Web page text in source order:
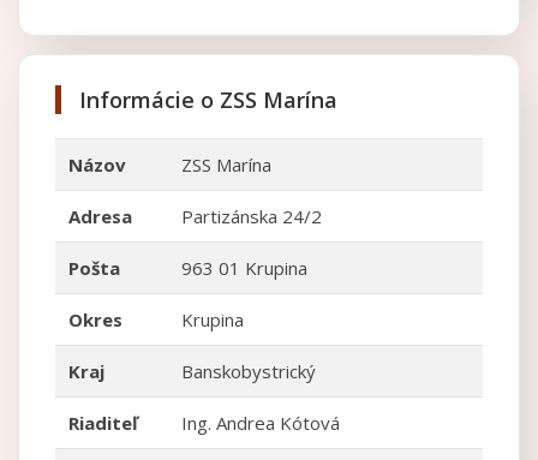
Informácie o ZSS Marína
Názov ZSS Marína
Adresa Partizánska 24/2
Pošta 963 01 Krupina
Okres Krupina
Kraj Banskobystrický
Riaditeľ Ing. Andrea Kótová